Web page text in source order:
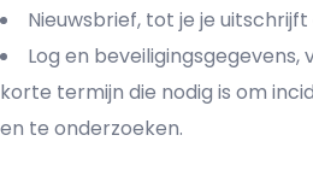
Nieuwsbrief, tot je je
Log en beveiligingsgegevens,
korte termijn die nodig is om
en te onderzoeken.